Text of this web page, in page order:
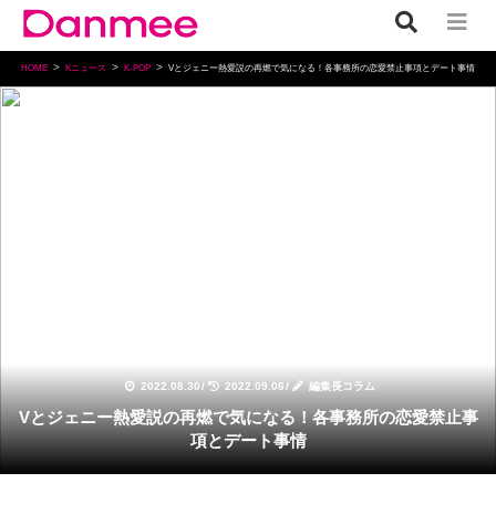
HOME Kニュース K-POP Vとジェニー熱愛説の再燃で気になる！各事務所の恋愛禁止事項とデート事情
2022.08.30/ 2022.09.06/ 編集長コラム
Vとジェニー熱愛説の再燃で気になる！各事務所の恋愛禁止事
項とデート事情